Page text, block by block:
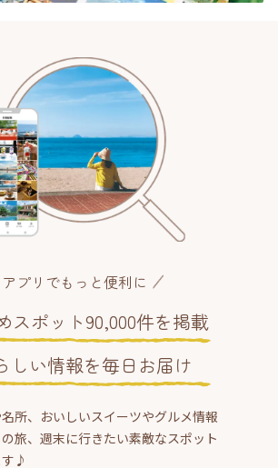
アプリでもっと便利に
スポット90,000件を掲載
しい情報を毎日お届け
所、おいしいスイーツやグルメ情報
旅、週末に行きたい素敵なスポット
す♪